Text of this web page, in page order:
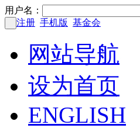
用户名：
注册 手机版 基金会
网站导航
设为首页
ENGLISH